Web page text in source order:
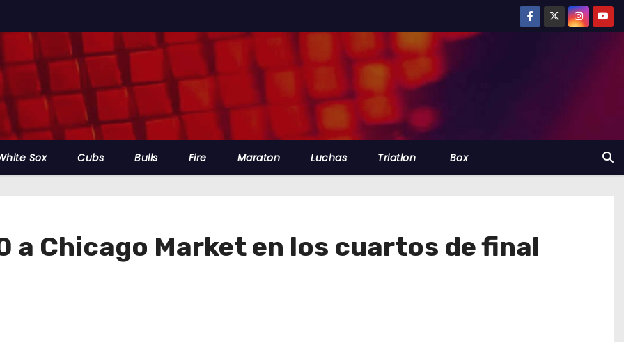
Sox Cubs Bulls Fire Maraton Luchas Triatlon Box
a Chicago Market en los cuartos de final